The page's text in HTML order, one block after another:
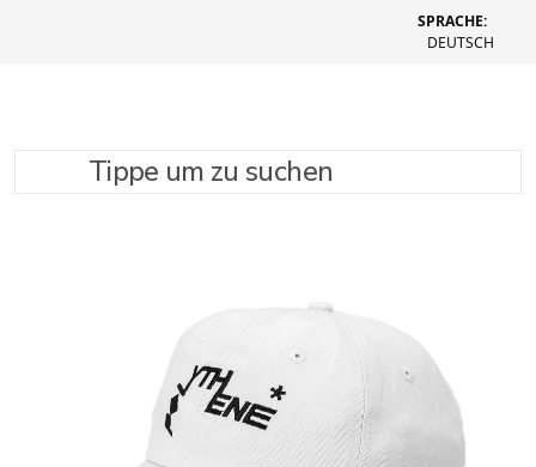
SPRACHE:
DEUTSCH
Tippe um zu suchen